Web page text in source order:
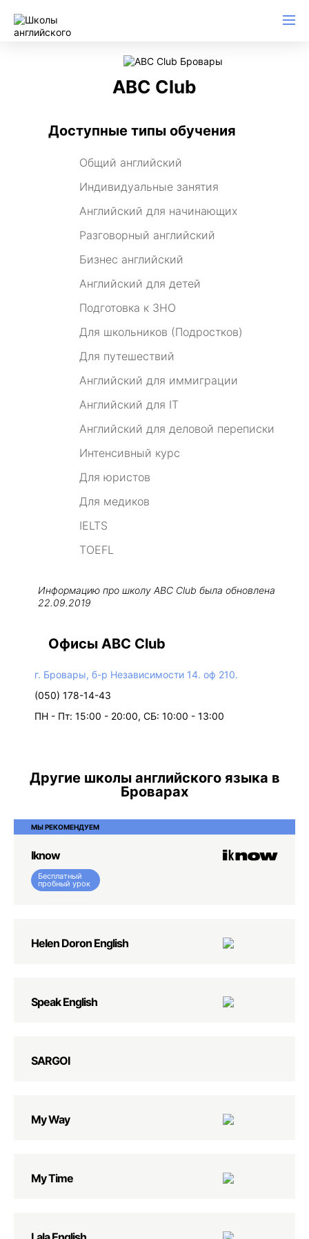
ABC Club
Доступные типы обучения
Общий английский
Индивидуальные занятия
Английский для начинающих
Разговорный английский
Бизнес английский
Английский для детей
Подготовка к ЗНО
Для школьников (Подростков)
Для путешествий
Английский для иммиграции
Английский для IT
Английский для деловой переписки
Интенсивный курс
Для юристов
Для медиков
IELTS
TOEFL
Информацию про школу ABC Club была обновлена
22.09.2019
Офисы ABC Club
г. Бровары, б-р Независимости 14. оф 210.
(050) 178-14-43
ПН - Пт: 15:00 - 20:00, СБ: 10:00 - 13:00
Другие школы английского языка в
Броварах
МЫ РЕКОМЕНДУЕМ
Iknow
Бесплатный
пробный урок
Helen Doron English
Speak English
SARGOI
My Way
My Time